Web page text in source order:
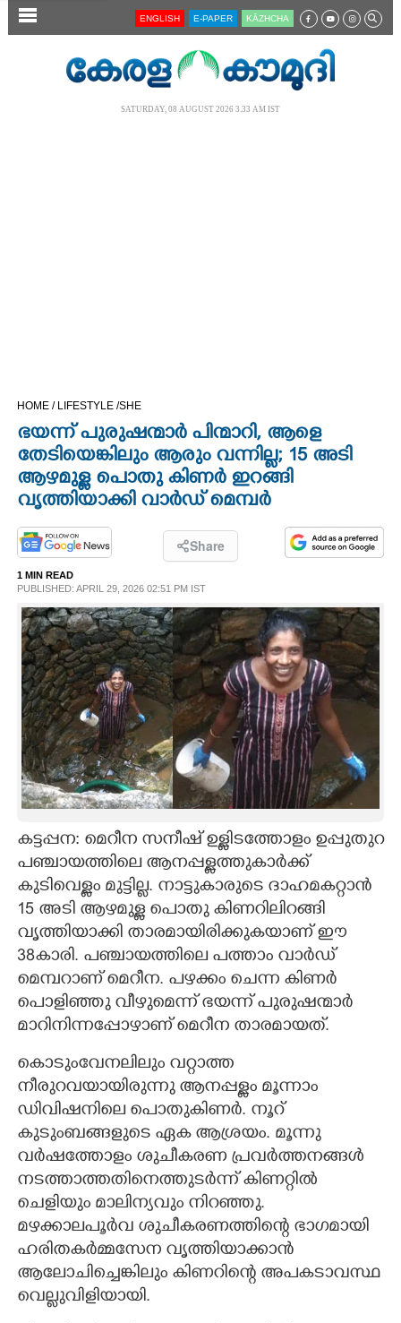
SECTIONS
OPINION
LIFESTYLE
SPIRITUAL
INFO+
ART
ASTRO
CARTOONS
LITERATURE
ZOOM
CONTACT US
ENGLISH E-PAPER KĀZHCHA
SATURDAY, 08 AUGUST 2026 3.33 AM IST
HOME / LIFESTYLE /SHE
ഭയന്ന് പുരുഷന്മാർ പിന്മാറി, ആളെ
തേടിയെങ്കിലും ആരും വന്നില്ല; 15 അടി
ആഴമുള്ള പൊതു കിണർ ഇറങ്ങി
വൃത്തിയാക്കി വാർഡ് മെമ്പർ
Share
1 MIN READ
PUBLISHED: APRIL 29, 2026 02:51 PM IST
കട്ടപ്പന: മെറീന സനീഷ് ഉള്ളിടത്തോളം ഉപ്പുതുറ
പഞ്ചായത്തിലെ ആനപ്പള്ളത്തുകാർക്ക്
കുടിവെള്ളം മുട്ടില്ല. നാട്ടുകാരുടെ ദാഹമകറ്റാൻ
15 അടി ആഴമുള്ള പൊതു കിണറിലിറങ്ങി
വൃത്തിയാക്കി താരമായിരിക്കുകയാണ് ഈ
38കാരി. പഞ്ചായത്തിലെ പത്താം വാർഡ്
മെമ്പറാണ് മെറീന. പഴക്കം ചെന്ന കിണർ
പൊളിഞ്ഞു വീഴുമെന്ന് ഭയന്ന് പുരുഷന്മാർ
മാറിനിന്നപ്പോഴാണ് മെറീന താരമായത്.
കൊടുംവേനലിലും വറ്റാത്ത
നീരുറവയായിരുന്നു ആനപ്പള്ളം മൂന്നാം
ഡിവിഷനിലെ പൊതുകിണർ. നൂറ്
കുടുംബങ്ങളുടെ ഏക ആശ്രയം. മൂന്നു
വർഷത്തോളം ശുചീകരണ പ്രവർത്തനങ്ങൾ
നടത്താത്തതിനെത്തുടർന്ന് കിണറ്റിൽ
ചെളിയും മാലിന്യവും നിറഞ്ഞു.
മഴക്കാലപൂർവ ശുചീകരണത്തിന്റെ ഭാഗമായി
ഹരിതകർമ്മസേന വൃത്തിയാക്കാൻ
ആലോചിച്ചെങ്കിലും കിണറിന്റെ അപകടാവസ്ഥ
വെല്ലുവിളിയായി.